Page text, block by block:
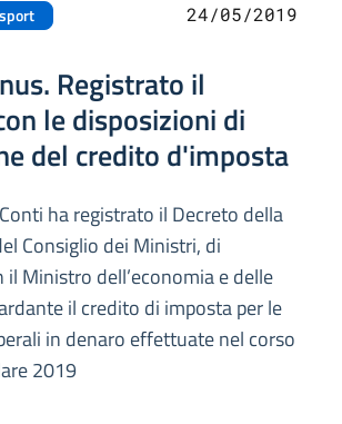
24/05/2019
Registrato il
le disposizioni di
del credito d'imposta
ha registrato il Decreto della
Consiglio dei Ministri, di
il Ministro dell’economia e delle
il credito di imposta per le
in denaro effettuate nel corso
2019